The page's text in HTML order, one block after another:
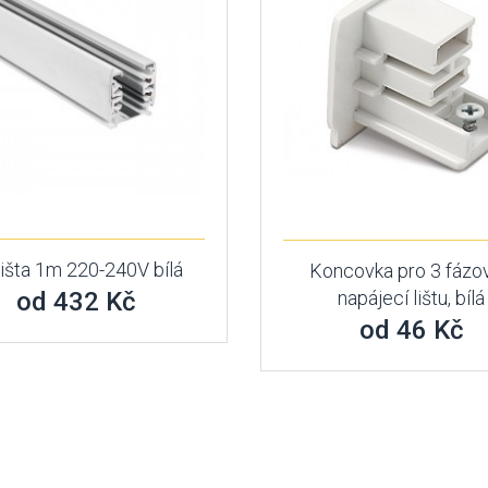
1m 220-240V bílá
od 432 Kč
Koncovka pro 3
napájecí lištu, bílá
od 46 Kč